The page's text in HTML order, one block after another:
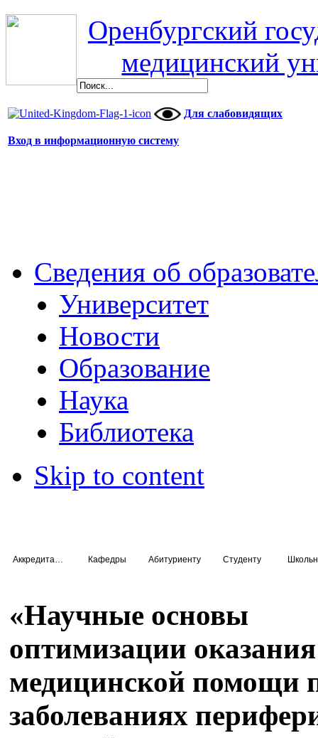
Оренбургский
медицинский
Для слабовидящих
Вход в информационную систему
Сведения об
Университет
Новости
Образование
Наука
Библиотека
Skip to content
Кафедры Абитуриенту Студенту
«Научные основы
оптимизации оказания
медицинской помощи
заболеваниях